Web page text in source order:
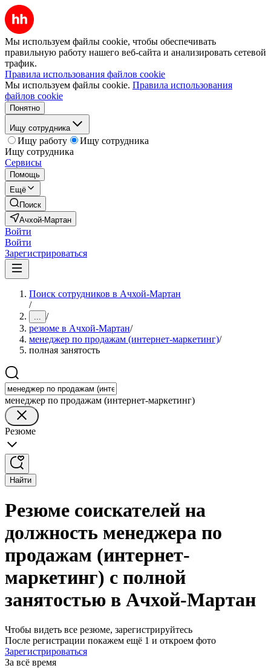
Мы используем файлы cookie, чтобы обеспечивать
правильную работу нашего веб-сайта и анализировать сетевой
трафик.
Правила использования файлов cookie
Мы используем файлы cookie. Правила использования
файлов cookie
Понятно
Ищу сотрудника
Ищу работу
Ищу сотрудника
Ищу сотрудника
Сервисы
Помощь
Ещё
Поиск
Ачхой-Мартан
Войти
Войти
Зарегистрироваться
Поиск сотрудников в Ачхой-Мартан
/
... /
резюме в Ачхой-Мартан/
менеджер по продажам (интернет-маркетинг)/
полная занятость
менеджер по продажам (интернет-маркетинг)
Резюме
Найти
Резюме соискателей на
должность менеджера по
продажам (интернет-
маркетинг) с полной
занятостью в Ачхой-Мартан
Чтобы видеть все резюме, зарегистрируйтесь
После регистрации покажем ещё 1 и откроем фото
Зарегистрироваться
За всё время